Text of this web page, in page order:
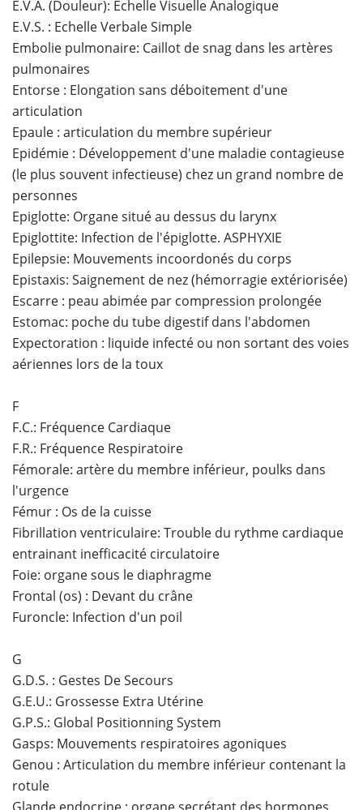
E.V.A. (Douleur): Echelle Visuelle Analogique
E.V.S. : Echelle Verbale Simple
Embolie pulmonaire: Caillot de snag dans les artères
pulmonaires
Entorse : Elongation sans déboitement d'une
articulation
Epaule : articulation du membre supérieur
Epidémie : Développement d'une maladie contagieuse
(le plus souvent infectieuse) chez un grand nombre de
personnes
Epiglotte: Organe situé au dessus du larynx
Epiglottite: Infection de l'épiglotte. ASPHYXIE
Epilepsie: Mouvements incoordonés du corps
Epistaxis: Saignement de nez (hémorragie extériorisée)
Escarre : peau abimée par compression prolongée
Estomac: poche du tube digestif dans l'abdomen
Expectoration : liquide infecté ou non sortant des voies
aériennes lors de la toux
F
F.C.: Fréquence Cardiaque
F.R.: Fréquence Respiratoire
Fémorale: artère du membre inférieur, poulks dans
l'urgence
Fémur : Os de la cuisse
Fibrillation ventriculaire: Trouble du rythme cardiaque
entrainant inefficacité circulatoire
Foie: organe sous le diaphragme
Frontal (os) : Devant du crâne
Furoncle: Infection d'un poil
G
G.D.S. : Gestes De Secours
G.E.U.: Grossesse Extra Utérine
G.P.S.: Global Positionning System
Gasps: Mouvements respiratoires agoniques
Genou : Articulation du membre inférieur contenant la
rotule